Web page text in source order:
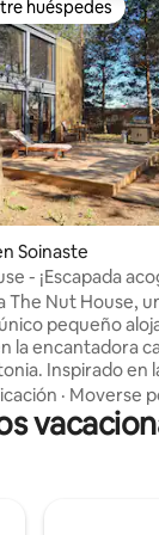
de 5; 70
huéspedes
huéspedes
Soinaste
- ¡Escapada
The Nut House,
pequeño
la encantadora
Inspirado en
y la alegría de
pequeño
para relajarse,
con un libro
· Moverse